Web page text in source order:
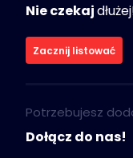
Nie czekaj
Zacznij listować
Potrzebujesz
Dołącz do nas!